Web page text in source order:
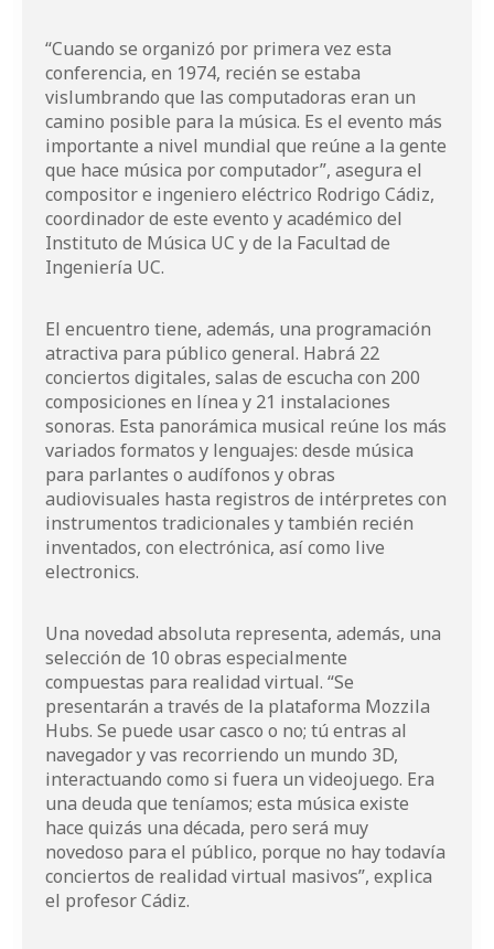
“Cuando se organizó por primera vez esta
conferencia, en 1974, recién se estaba
vislumbrando que las computadoras eran un
camino posible para la música. Es el evento más
importante a nivel mundial que reúne a la gente
que hace música por computador”, asegura el
compositor e ingeniero eléctrico Rodrigo Cádiz,
coordinador de este evento y académico del
Instituto de Música UC y de la Facultad de
Ingeniería UC.
El encuentro tiene, además, una programación
atractiva para público general. Habrá 22
conciertos digitales, salas de escucha con 200
composiciones en línea y 21 instalaciones
sonoras. Esta panorámica musical reúne los más
variados formatos y lenguajes: desde música
para parlantes o audífonos y obras
audiovisuales hasta registros de intérpretes con
instrumentos tradicionales y también recién
inventados, con electrónica, así como live
electronics.
Una novedad absoluta representa, además, una
selección de 10 obras especialmente
compuestas para realidad virtual. “Se
presentarán a través de la plataforma Mozzila
Hubs. Se puede usar casco o no; tú entras al
navegador y vas recorriendo un mundo 3D,
interactuando como si fuera un videojuego. Era
una deuda que teníamos; esta música existe
hace quizás una década, pero será muy
novedoso para el público, porque no hay todavía
conciertos de realidad virtual masivos”, explica
el profesor Cádiz.